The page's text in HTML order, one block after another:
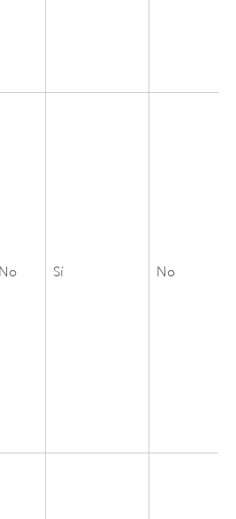
No Sí No